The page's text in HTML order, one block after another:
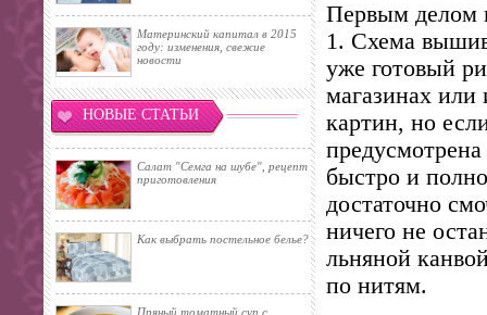
Материнский капитал в 2015
году: изменения, свежие
новости
НОВЫЕ СТАТЬИ
Салат "Семга на шубе", рецепт
приготовления
Как выбрать постельное белье?
Пряный томатный суп с
Первым делом
1. Схема
уже готовый
магазинах
картин, но
предусмотрена
быстро и
достаточно
ничего не
льняной
по нитям.